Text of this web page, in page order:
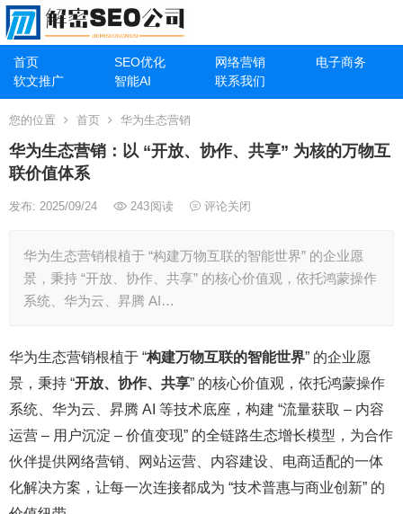
首页 SEO优化 网络营销
电子商务
软文推广
智能AI 联系我们
您的位置 首页 华为生态营销
华为生态营销：以 “开放、协作、共享” 为核的万物互
联价值体系
发布: 2025/09/24 243阅读 评论关闭
华为生态营销根植于 “构建万物互联的智能世界” 的企业愿
景，秉持 “开放、协作、共享” 的核心价值观，依托鸿蒙操作
系统、华为云、昇腾 AI…
华为生态营销根植于 “构建万物互联的智能世界” 的企业愿
景，秉持 “开放、协作、共享” 的核心价值观，依托鸿蒙操作
系统、华为云、昇腾 AI 等技术底座，构建 “流量获取 – 内容
运营 – 用户沉淀 – 价值变现” 的全链路生态增长模型，为合作
伙伴提供网络营销、网站运营、内容建设、电商适配的一体
化解决方案，让每一次连接都成为 “技术普惠与商业创新” 的